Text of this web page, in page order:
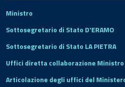
Ministro
Sottosegretario di Stato D'ERAMO
Sottosegretario di Stato LA PIETRA
Uffici diretta collaborazione Ministro
Articolazione degli uffici del